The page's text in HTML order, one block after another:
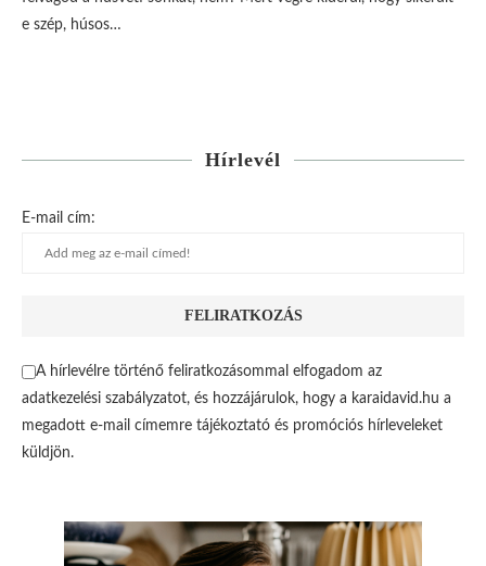
e szép, húsos…
Hírlevél
E-mail cím:
A hírlevélre történő feliratkozásommal elfogadom az
adatkezelési szabályzatot, és hozzájárulok, hogy a karaidavid.hu a
megadott e-mail címemre tájékoztató és promóciós hírleveleket
küldjön.